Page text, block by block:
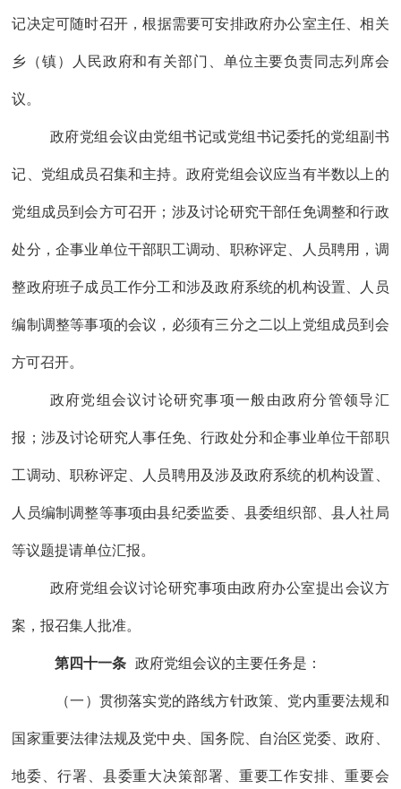
记决定可随时召开 ，根据需要可安排政府办公室主任 、相关
乡（镇）人民政府和有关部门、单位主要负责同志列席会
议。
政府党组 会议由党组书记或党组书记委托的党组副书
记、党组成员召集和主持。 政府党组会议应当有半数以上的
党组 成员到会方可召开；涉及讨论研究干部任免调整和行政
处分 ，企事业单位干部职工调动、职称评定、人员聘用，调
整政府班子成员工作分工和涉及政府系统的机构设置、人员
编制调整等事项的会议，必须有三分之二以上 党组 成员到会
方可召开。
政府党组 会议讨论研究事项一般由政府分管领导汇
报 ； 涉及讨论研究 人事任免、行政处分和企事业单位干部职
工调动、职称评定、人员聘用 及涉及政府系统的机构设置、
人员编制调整等事项由县纪委监委、县委组织部、县人社局
等议题提请单位汇报。
政府党组 会议讨论研究事项由政府办公室提出会议方
案，报召集人批准。
第四十一条 政府党组会议的主要任务是：
（一）贯彻落实党的路线方针政策、党内重要法规和
国家重要法律法规及党中央、国务院、 自治区党委、政府、
地委、行署 县委重大决策部署、重要工作安排、重要会